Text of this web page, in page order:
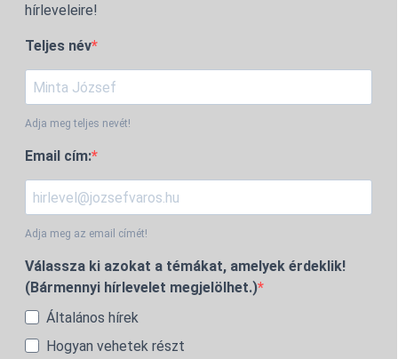
hírleveleire!
Teljes név
Adja meg teljes nevét!
Email cím:
Adja meg az email címét!
Válassza ki azokat a témákat, amelyek érdeklik!
(Bármennyi hírlevelet megjelölhet.)
Általános hírek
Hogyan vehetek részt